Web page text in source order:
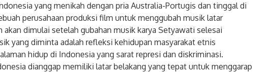
yang menikah dengan pria Australia-Portugis dan tinggal di
perusahaan produksi film untuk menggubah musik latar
akan dimulai setelah gubahan musik karya Setyawati selesai
yang diminta adalah refleksi kehidupan masyarakat etnis
hidup di Indonesia yang sarat represi dan diskriminasi.
dianggap memiliki latar belakang yang tepat untuk menggarap